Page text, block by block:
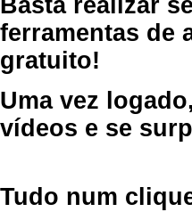
ferramentas de
gratuito!
Uma vez
vídeos e se
Tudo num